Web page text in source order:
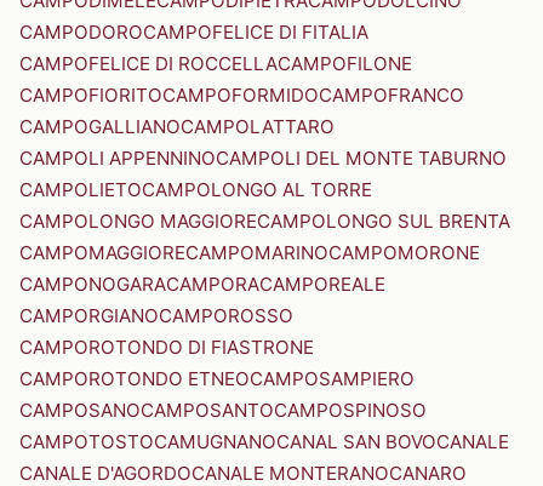
CAMPODOROCAMPOFELICE DI FITALIA
CAMPOFELICE DI ROCCELLACAMPOFILONE
CAMPOFIORITOCAMPOFORMIDOCAMPOFRANCO
CAMPOGALLIANOCAMPOLATTARO
CAMPOLI APPENNINOCAMPOLI DEL MONTE TABURNO
CAMPOLIETOCAMPOLONGO AL TORRE
CAMPOLONGO MAGGIORECAMPOLONGO SUL BRENTA
CAMPOMAGGIORECAMPOMARINOCAMPOMORONE
CAMPONOGARACAMPORACAMPOREALE
CAMPORGIANOCAMPOROSSO
CAMPOROTONDO DI FIASTRONE
CAMPOROTONDO ETNEOCAMPOSAMPIERO
CAMPOSANOCAMPOSANTOCAMPOSPINOSO
CAMPOTOSTOCAMUGNANOCANAL SAN BOVOCANALE
CANALE D'AGORDOCANALE MONTERANOCANARO